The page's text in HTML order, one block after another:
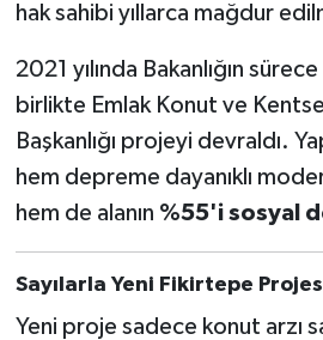
hak sahibi yıllarca mağdur
2021 yılında Bakanlığın
birlikte Emlak Konut ve
Başkanlığı projeyi devraldı.
hem depreme dayanıklı
hem de alanın %55'i sosyal
Sayılarla Yeni Fikirtepe
Yeni proje sadece konut arzı